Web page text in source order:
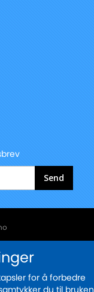
Send
for å forbedre
du til bruken